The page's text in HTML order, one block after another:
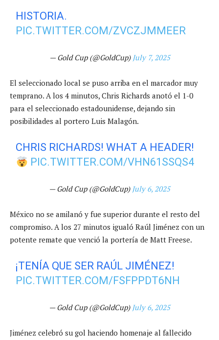
HISTORIA.
PIC.TWITTER.COM/ZVCZJMMEER
— Gold Cup (@GoldCup) July 7, 2025
El seleccionado local se puso arriba en el marcador muy
temprano. A los 4 minutos, Chris Richards anotó el 1-0
para el seleccionado estadounidense, dejando sin
posibilidades al portero Luis Malagón.
CHRIS RICHARDS! WHAT A HEADER!
PIC.TWITTER.COM/VHN61SSQS4
— Gold Cup (@GoldCup) July 6, 2025
México no se amilanó y fue superior durante el resto del
compromiso. A los 27 minutos igualó Raúl Jiménez con un
potente remate que venció la portería de Matt Freese.
¡TENÍA QUE SER RAÚL JIMÉNEZ!
PIC.TWITTER.COM/FSFPPDT6NH
— Gold Cup (@GoldCup) July 6, 2025
Jiménez celebró su gol haciendo homenaje al fallecido